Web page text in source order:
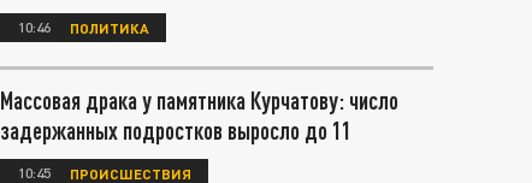
10:46 ПОЛИТИКА
Массовая драка у памятника Курчатову: число
задержанных подростков выросло до 11
10:45 ПРОИСШЕСТВИЯ